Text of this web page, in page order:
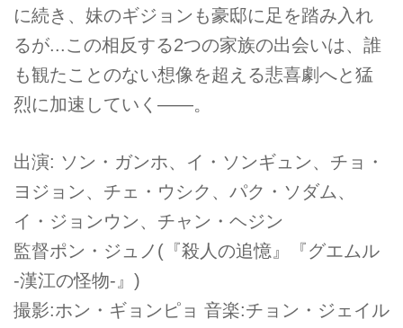
に続き、妹のギジョンも豪邸に足を踏み入れ
るが...この相反する2つの家族の出会いは、誰
も観たことのない想像を超える悲喜劇へと猛
烈に加速していく――。
出演: ソン・ガンホ、イ・ソンギュン、チョ・
ヨジョン、チェ・ウシク、パク・ソダム、
イ・ジョンウン、チャン・ヘジン
監督ポン・ジュノ(『殺人の追憶』『グエムル
-漢江の怪物-』)
撮影:ホン・ギョンピョ 音楽:チョン・ジェイル